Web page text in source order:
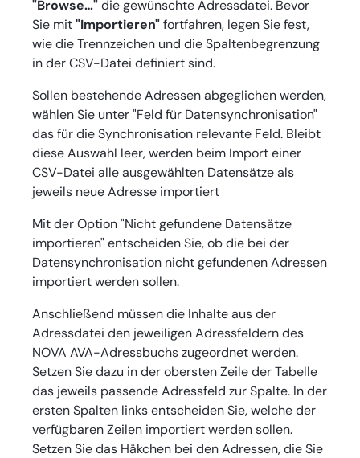
"Browse…"die gewünschte Adressdatei. Bevor
Sie mit"Importieren"fortfahren, legen Sie fest,
wie die Trennzeichen und die Spaltenbegrenzung
in der CSV-Datei definiert sind.
Sollen bestehende Adressen abgeglichen werden,
wählen Sie unter "Feld für Datensynchronisation"
das für die Synchronisation relevante Feld. Bleibt
diese Auswahl leer, werden beim Import einer
CSV-Datei alle ausgewählten Datensätze als
jeweils neue Adresse importiert
Mit der Option "Nicht gefundene Datensätze
importieren" entscheiden Sie, ob die bei der
Datensynchronisation nicht gefundenen Adressen
importiert werden sollen.
Anschließend müssen die Inhalte aus der
Adressdatei den jeweiligen Adressfeldern des
NOVA AVA-Adressbuchs zugeordnet werden.
Setzen Sie dazu in der obersten Zeile der Tabelle
das jeweils passende Adressfeld zur Spalte. In der
ersten Spalten links entscheiden Sie, welche der
verfügbaren Zeilen importiert werden sollen.
Setzen Sie das Häkchen bei den Adressen, die Sie